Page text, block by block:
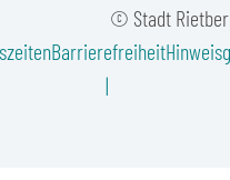
© Stadt
Barrierefreiheit